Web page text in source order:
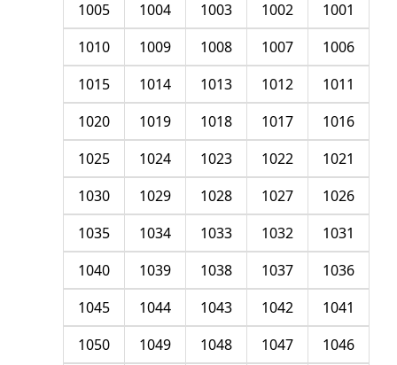
1001
1002
1003
1004
1005
1006
1007
1008
1009
1010
1011
1012
1013
1014
1015
1016
1017
1018
1019
1020
1021
1022
1023
1024
1025
1026
1027
1028
1029
1030
1031
1032
1033
1034
1035
1036
1037
1038
1039
1040
1041
1042
1043
1044
1045
1046
1047
1048
1049
1050